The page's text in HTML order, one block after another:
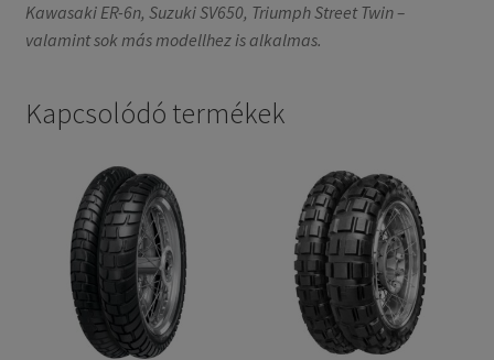
Kawasaki ER-6n, Suzuki SV650, Triumph Street Twin –
valamint sok más modellhez is alkalmas.
Kapcsolódó termékek